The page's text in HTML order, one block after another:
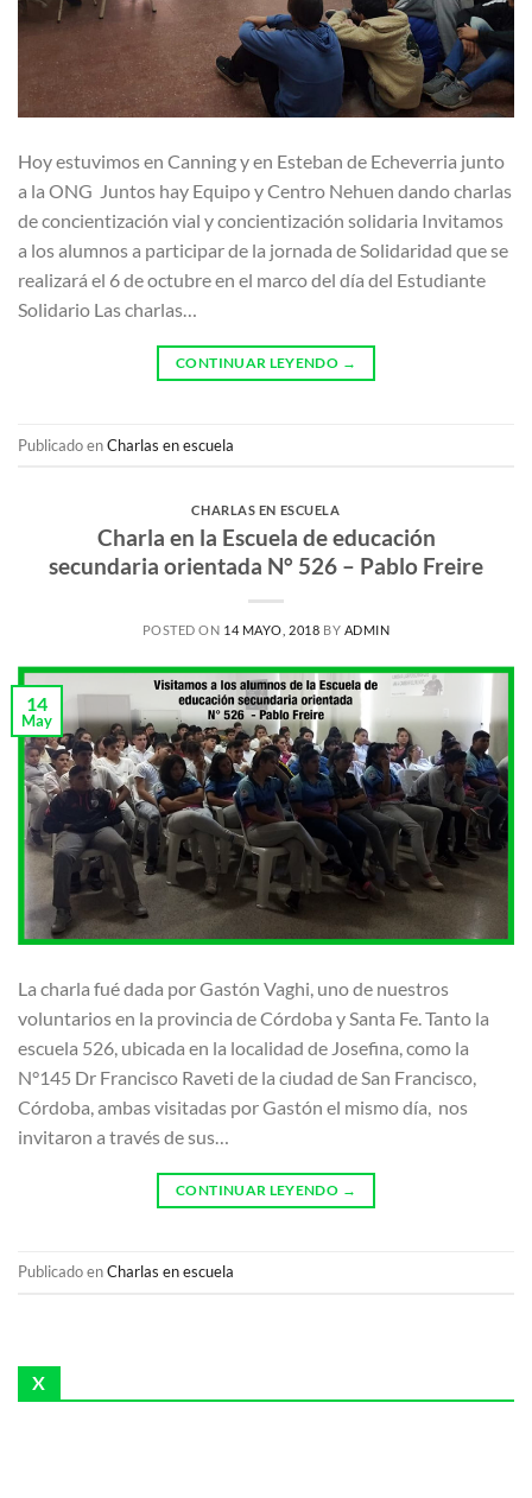
Hoy estuvimos en Canning y en Esteban de Echeverria junto
a la ONG Juntos hay Equipo y Centro Nehuen dando charlas
de concientización vial y concientización solidaria Invitamos
a los alumnos a participar de la jornada de Solidaridad que se
realizará el 6 de octubre en el marco del día del Estudiante
Solidario Las charlas…
CONTINUAR LEYENDO →
Publicado enCharlas en escuela
CHARLAS EN ESCUELA
Charla en la Escuela de educación
secundaria orientada N° 526 – Pablo Freire
POSTED ON 14 MAYO, 2018 BY ADMIN
14
May
La charla fué dada por Gastón Vaghi, uno de nuestros
voluntarios en la provincia de Córdoba y Santa Fe. Tanto la
escuela 526, ubicada en la localidad de Josefina, como la
N°145 Dr Francisco Raveti de la ciudad de San Francisco,
Córdoba, ambas visitadas por Gastón el mismo día, nos
invitaron a través de sus…
CONTINUAR LEYENDO →
Publicado enCharlas en escuela
X